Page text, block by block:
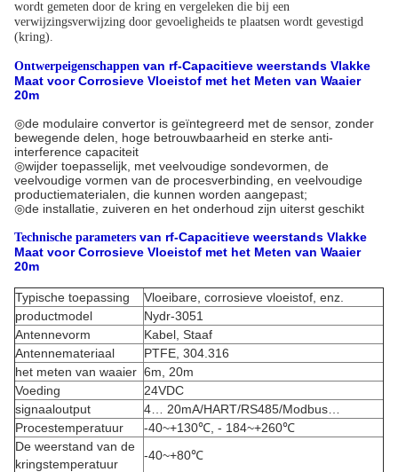
wordt gemeten door de kring en vergeleken die bij een
verwijzingsverwijzing door gevoeligheids te plaatsen wordt gevestigd
(kring).
Ontwerpeigenschappen van rf-Capacitieve weerstands Vlakke
Maat voor Corrosieve Vloeistof met het Meten van Waaier
20m
◎de modulaire convertor is geïntegreerd met de sensor, zonder
bewegende delen, hoge betrouwbaarheid en sterke anti-
interference capaciteit
◎wijder toepasselijk, met veelvoudige sondevormen, de
veelvoudige vormen van de procesverbinding, en veelvoudige
productiematerialen, die kunnen worden aangepast;
◎de installatie, zuiveren en het onderhoud zijn uiterst geschikt
Technische parameters van rf-Capacitieve weerstands Vlakke
Maat voor Corrosieve Vloeistof met het Meten van Waaier
20m
Typische toepassing
Vloeibare, corrosieve vloeistof, enz.
productmodel
Nydr-3051
Antennevorm
Kabel, Staaf
Antennemateriaal
PTFE, 304.316
het meten van waaier 6m, 20m
Voeding
24VDC
signaaloutput
4… 20mA/HART/RS485/Modbus…
Procestemperatuur
-40~+130℃, - 184~+260℃
De weerstand van de
kringstemperatuur
-40~+80℃